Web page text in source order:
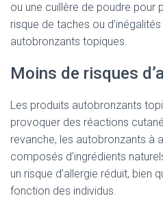
ou une cuillère de poudre pour
risque de taches ou
autobronzants topiques.
Moins de risques
Les produits autobronzants
provoquer des réactions
revanche, les autobronzants à
composés d’ingrédients
un risque d’allergie réduit, bien
fonction des individus.